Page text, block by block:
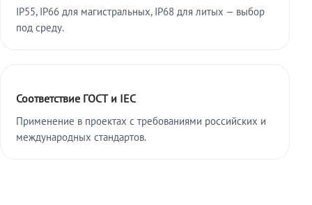
IP55, IP66 для магистральных, IP68 для литых — выбор
под среду.
Соответствие ГОСТ и IEC
Применение в проектах с требованиями российских и
международных стандартов.